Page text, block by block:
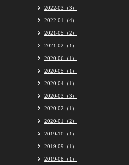
2022-03（3）
2022-01（4）
2021-05（2）
2021-02（1）
2020-06（1）
2020-05（1）
2020-04（1）
2020-03（3）
2020-02（1）
2020-01（2）
2019-10（1）
2019-09（1）
2019-08（1）